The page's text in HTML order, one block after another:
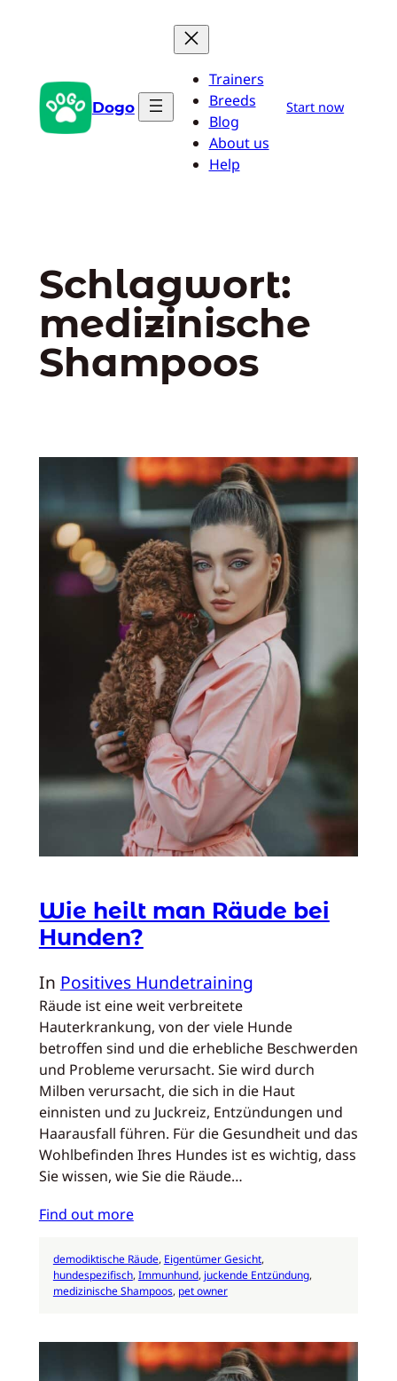
Dogo
Trainers
Breeds
Blog
About us
Help
Start now
Schlagwort:
medizinische
Shampoos
Wie heilt man Räude bei
Hunden?
In Positives Hundetraining
Räude ist eine weit verbreitete
Hauterkrankung, von der viele Hunde
betroffen sind und die erhebliche Beschwerden
und Probleme verursacht. Sie wird durch
Milben verursacht, die sich in die Haut
einnisten und zu Juckreiz, Entzündungen und
Haarausfall führen. Für die Gesundheit und das
Wohlbefinden Ihres Hundes ist es wichtig, dass
Sie wissen, wie Sie die Räude…
Find out more
demodiktische Räude, Eigentümer Gesicht
hundespezifisch, Immunhund, juckende Entzündung
medizinische Shampoos, pet owner